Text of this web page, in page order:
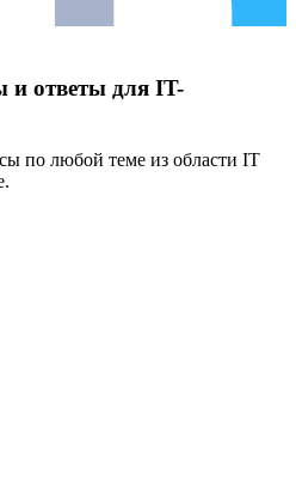
ответы для IT-
по любой теме из области IT